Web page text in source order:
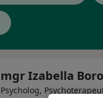
mgr Izabella
Psycholog,